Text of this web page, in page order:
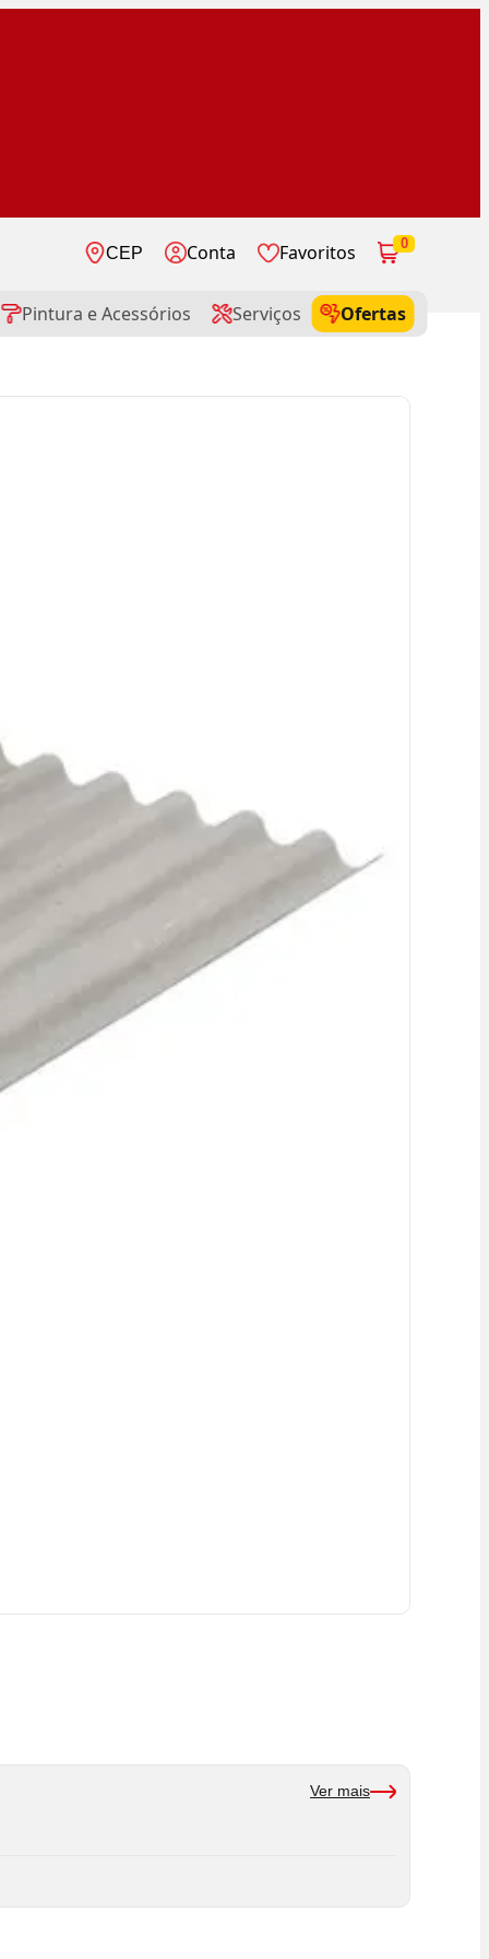
CEP Conta Favoritos 0
Pintura e Acessórios Serviços
Ofertas
Ver mais